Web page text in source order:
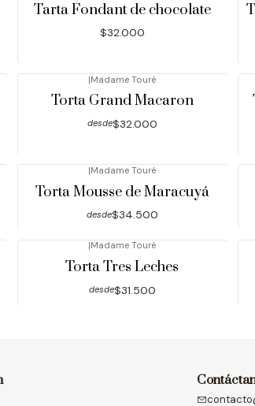
Tarta Fondant de chocolate
$32.000
|Madame Touré
Torta Grand Macaron
desde$32.000
|Madame Touré
Torta Mousse de Maracuyá
desde$34.500
|Madame Touré
Torta Tres Leches
desde$31.500